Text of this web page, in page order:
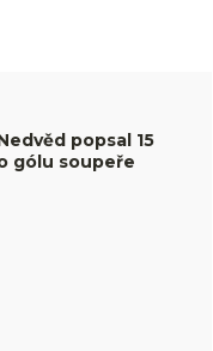
popsal 15
gólu soupeře